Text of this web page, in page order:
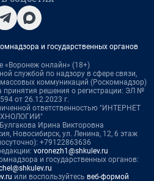
и государственных органов
«Воронеж онлайн» (18+)
службой по надзору в сфере связи,
коммуникаций (Роскомнадзор)
принятия решения о регистрации: ЭЛ №
от 26.12.2023 г.
ответственностью "ИНТЕРНЕТ
Ирина Викторовна
Новосибирск, ул. Ленина, 12, 6 этаж
+79122863636
voronezh1@shkulev.ru
и государственных органов:
или воспользуйтесь веб-формой